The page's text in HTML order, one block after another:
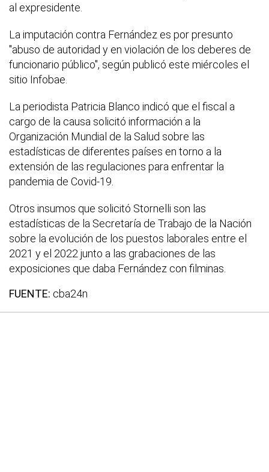
al expresidente.
La imputación contra Fernández es por presunto
"abuso de autoridad y en violación de los deberes de
funcionario público", según publicó este miércoles el
sitio Infobae.
La periodista Patricia Blanco indicó que el fiscal a
cargo de la causa solicitó información a la
Organización Mundial de la Salud sobre las
estadísticas de diferentes países en torno a la
extensión de las regulaciones para enfrentar la
pandemia de Covid-19.
Otros insumos que solicitó Stornelli son las
estadísticas de la Secretaría de Trabajo de la Nación
sobre la evolución de los puestos laborales entre el
2021 y el 2022 junto a las grabaciones de las
exposiciones que daba Fernández con filminas.
FUENTE: cba24n